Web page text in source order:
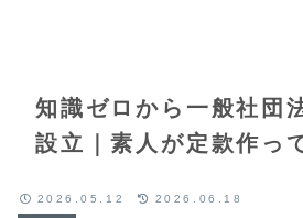
知識ゼロから一般社団
設立｜素人が定款作っ
2026.05.12 2026.06.18